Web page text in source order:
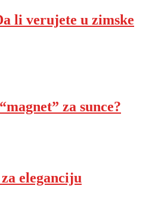
li verujete u zimske
za sunce?
eleganciju